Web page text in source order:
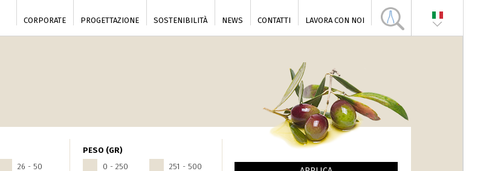
CORPORATE PROGETTAZIONE SOSTENIBILITÀ NEWS CONTATTI LAVORA CON NOI
26 - 50
PESO (GR)
0 - 250
251 - 500